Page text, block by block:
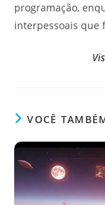
programação,
interpessoais que
VOCÊ